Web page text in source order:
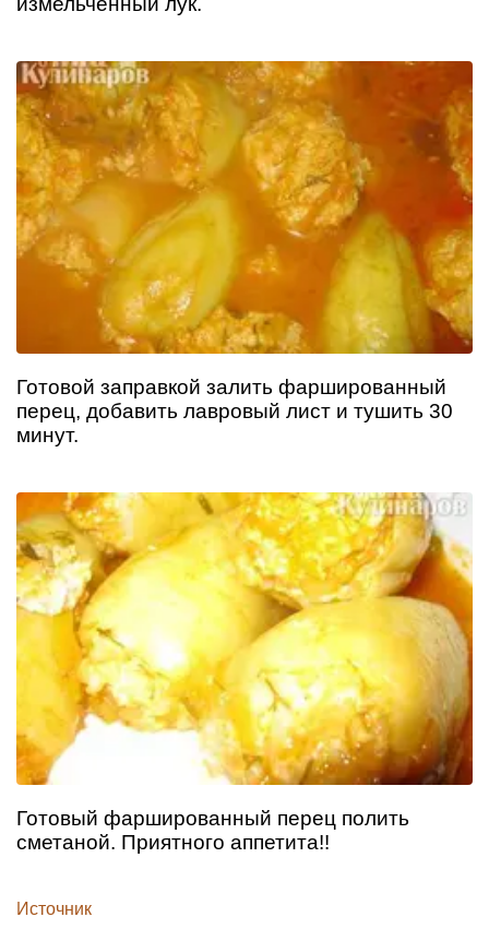
Готовой заправкой залить фаршированный
перец, добавить лавровый лист и тушить 30
минут.
Готовый фаршированный перец полить
сметаной. Приятного аппетита!!
Источник